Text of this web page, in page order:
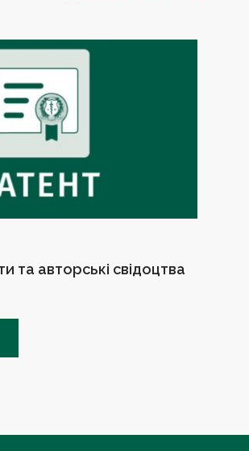
та авторські свідоцтва